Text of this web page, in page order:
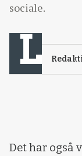
sociale.
Det har også